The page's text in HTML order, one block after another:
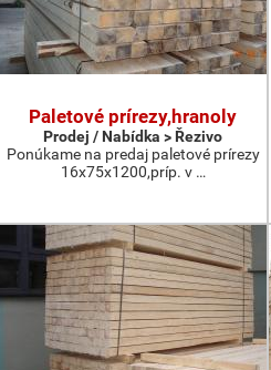
Paletové prírezy,hranoly
Prodej / Nabídka > Řezivo
Ponúkame na predaj paletové prírezy
16x75x1200,príp. v …